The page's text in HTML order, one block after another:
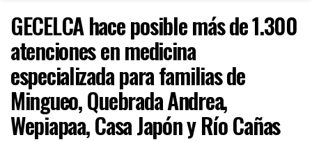
GECELCA hace posible más de 1.300
atenciones en medicina
especializada para familias de
Mingueo, Quebrada Andrea,
Wepiapaa, Casa Japón y Río Cañas